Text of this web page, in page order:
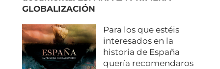
GLOBALIZACIÓN
Para los que estéis
interesados en la
historia de España
quería recomendaros